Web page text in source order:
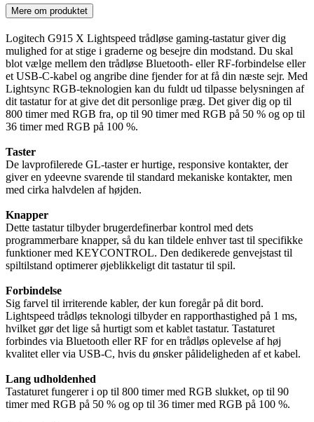
Mere om produktet
Logitech G915 X Lightspeed trådløse gaming-tastatur giver dig
mulighed for at stige i graderne og besejre din modstand. Du skal
blot vælge mellem den trådløse Bluetooth- eller RF-forbindelse eller
et USB-C-kabel og angribe dine fjender for at få din næste sejr. Med
Lightsync RGB-teknologien kan du fuldt ud tilpasse belysningen af
dit tastatur for at give det dit personlige præg. Det giver dig op til
800 timer med RGB fra, op til 90 timer med RGB på 50 % og op til
36 timer med RGB på 100 %.
Taster
De lavprofilerede GL-taster er hurtige, responsive kontakter, der
giver en ydeevne svarende til standard mekaniske kontakter, men
med cirka halvdelen af højden.
Knapper
Dette tastatur tilbyder brugerdefinerbar kontrol med dets
programmerbare knapper, så du kan tildele enhver tast til specifikke
funktioner med KEYCONTROL. Den dedikerede genvejstast til
spiltilstand optimerer øjeblikkeligt dit tastatur til spil.
Forbindelse
Sig farvel til irriterende kabler, der kun foregår på dit bord.
Lightspeed trådløs teknologi tilbyder en rapporthastighed på 1 ms,
hvilket gør det lige så hurtigt som et kablet tastatur. Tastaturet
forbindes via Bluetooth eller RF for en trådløs oplevelse af høj
kvalitet eller via USB-C, hvis du ønsker pålideligheden af et kabel.
Lang udholdenhed
Tastaturet fungerer i op til 800 timer med RGB slukket, op til 90
timer med RGB på 50 % og op til 36 timer med RGB på 100 %.